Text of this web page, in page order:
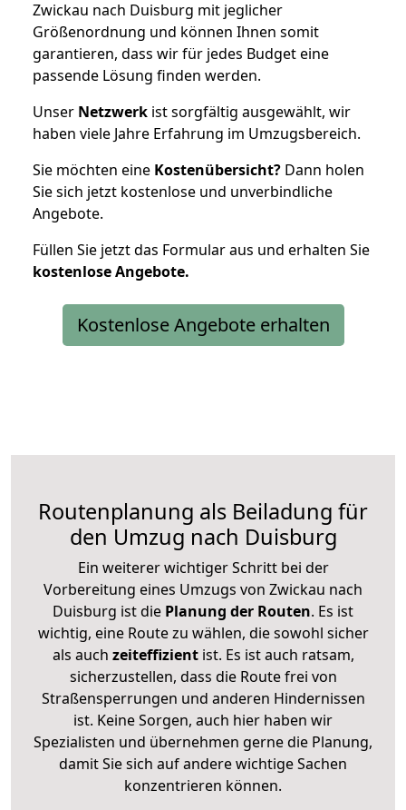
Zwickau nach Duisburg mit jeglicher
Größenordnung und können Ihnen somit
garantieren, dass wir für jedes Budget eine
passende Lösung finden werden.
Unser Netzwerk ist sorgfältig ausgewählt, wir
haben viele Jahre Erfahrung im Umzugsbereich.
Sie möchten eine Kostenübersicht? Dann holen
Sie sich jetzt kostenlose und unverbindliche
Angebote.
Füllen Sie jetzt das Formular aus und erhalten Sie
kostenloseAngebote.
Kostenlose Angebote erhalten
Routenplanung als Beiladung für
den Umzug nach Duisburg
Ein weiterer wichtiger Schritt bei der
Vorbereitung eines Umzugs von Zwickau nach
Duisburg ist die Planung der Routen. Es ist
wichtig, eine Route zu wählen, die sowohl sicher
als auch zeiteffizientist. Es ist auch ratsam,
sicherzustellen, dass die Route frei von
Straßensperrungen und anderen Hindernissen
ist. Keine Sorgen, auch hier haben wir
Spezialisten und übernehmen gerne die Planung,
damit Sie sich auf andere wichtige Sachen
konzentrieren können.